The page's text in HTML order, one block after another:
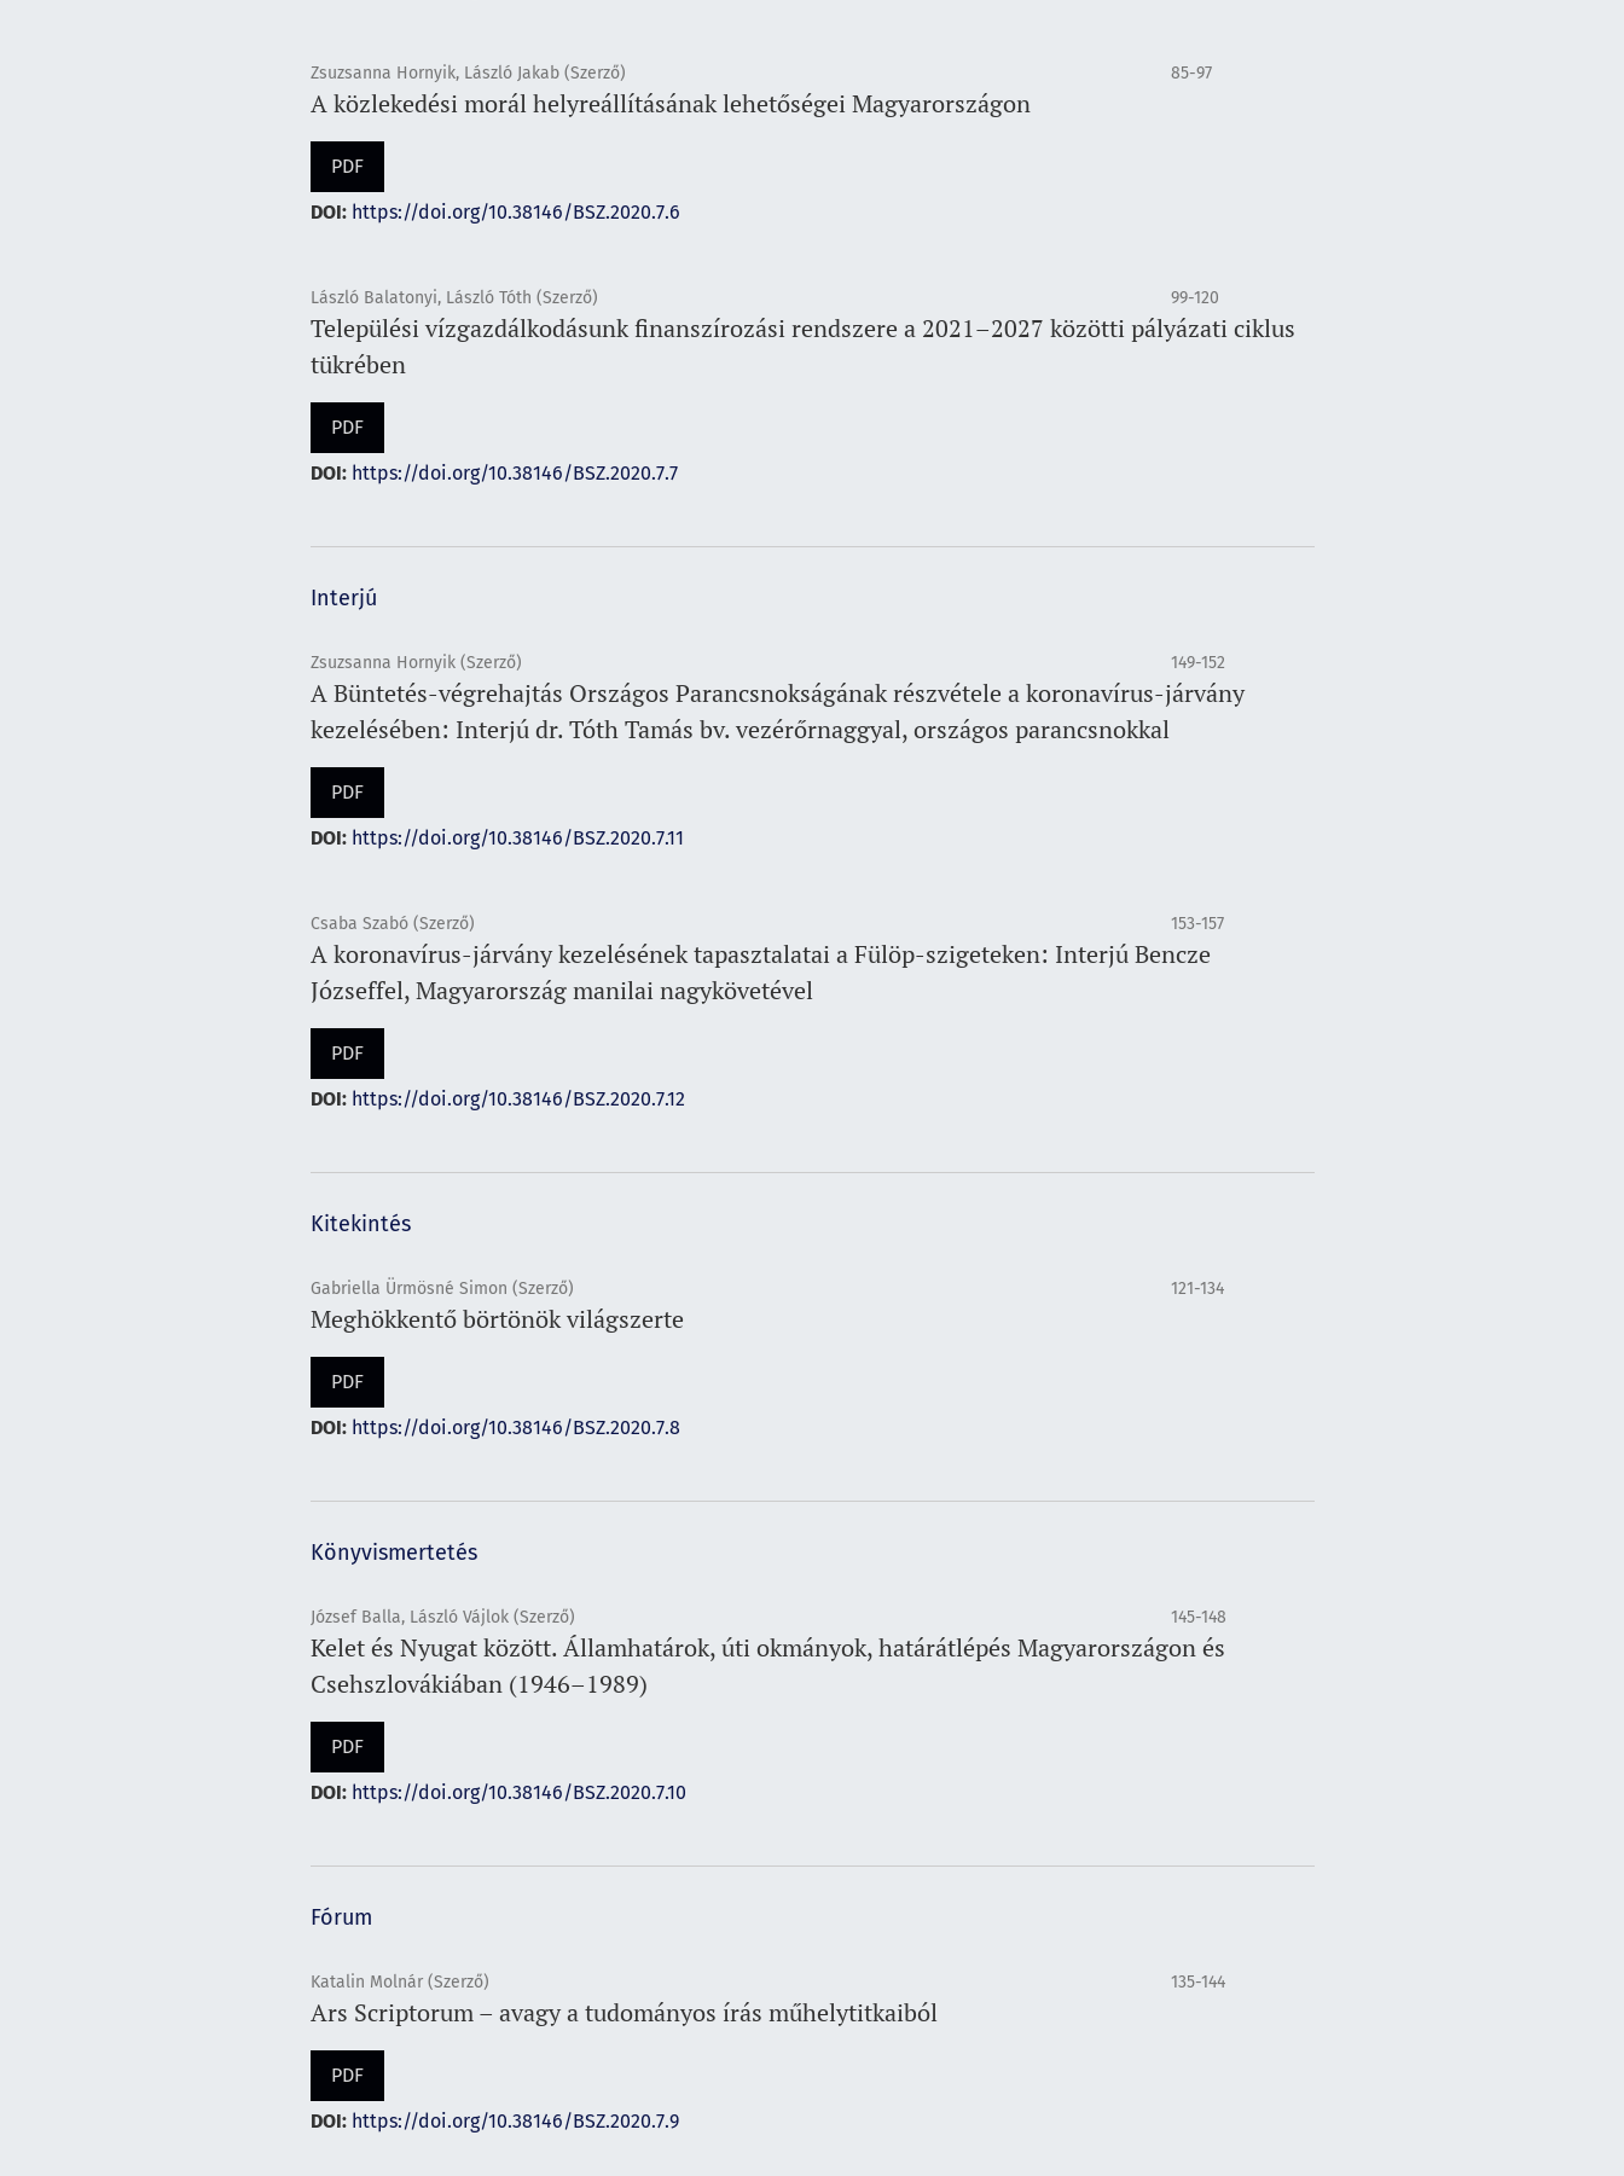
Zsuzsanna Hornyik, László Jakab (Szerző) 85-97
A közlekedési morál helyreállításának lehetőségei Magyarországon
PDF
DOI: https://doi.org/10.38146/BSZ.2020.7.6
László Balatonyi, László Tóth (Szerző) 99-120
Települési vízgazdálkodásunk finanszírozási rendszere a 2021–2027 közötti pályázati ciklus
tükrében
PDF
DOI: https://doi.org/10.38146/BSZ.2020.7.7
Interjú
Zsuzsanna Hornyik (Szerző) 149-152
A Büntetés-végrehajtás Országos Parancsnokságának részvétele a koronavírus-járvány
kezelésében: Interjú dr. Tóth Tamás bv. vezérőrnaggyal, országos parancsnokkal
PDF
DOI: https://doi.org/10.38146/BSZ.2020.7.11
Csaba Szabó (Szerző) 153-157
A koronavírus-járvány kezelésének tapasztalatai a Fülöp-szigeteken: Interjú Bencze
Józseffel, Magyarország manilai nagykövetével
PDF
DOI: https://doi.org/10.38146/BSZ.2020.7.12
Kitekintés
Gabriella Ürmösné Simon (Szerző) 121-134
Meghökkentő börtönök világszerte
PDF
DOI: https://doi.org/10.38146/BSZ.2020.7.8
Könyvismertetés
József Balla, László Vájlok (Szerző) 145-148
Kelet és Nyugat között. Államhatárok, úti okmányok, határátlépés Magyarországon és
Csehszlovákiában (1946–1989)
PDF
DOI: https://doi.org/10.38146/BSZ.2020.7.10
Fórum
Katalin Molnár (Szerző) 135-144
Ars Scriptorum – avagy a tudományos írás műhelytitkaiból
PDF
DOI: https://doi.org/10.38146/BSZ.2020.7.9